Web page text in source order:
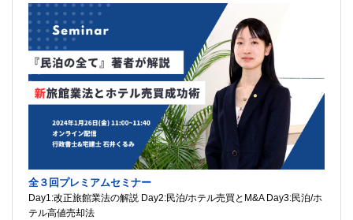
全３回プレミアムセミナー
Day1:改正旅館業法の解説 Day2:民泊/ホテル売買とM&A Day3:民泊/ホ
テル高値売却法